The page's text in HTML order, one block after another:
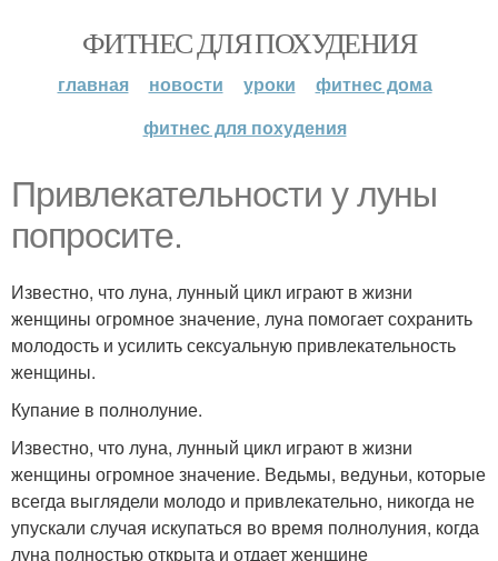
ФИТНЕС ДЛЯ ПОХУДЕНИЯ
главная новости уроки
фитнес дома
фитнес для похудения
Привлекательности у луны
попросите.
Известно, что луна, лунный цикл играют в жизни
женщины огромное значение, луна помогает сохранить
молодость и усилить сексуальную привлекательность
женщины.
Купание в полнолуние.
Известно, что луна, лунный цикл играют в жизни
женщины огромное значение. Ведьмы, ведуньи, которые
всегда выглядели молодо и привлекательно, никогда не
упускали случая искупаться во время полнолуния, когда
луна полностью открыта и отдает женщине